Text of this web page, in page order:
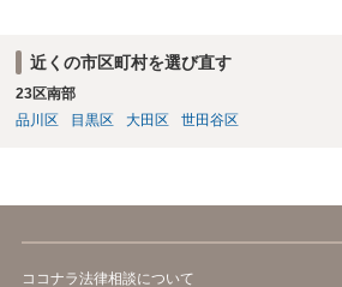
近くの市区町村を選び直す
23区南部
品川区
目黒区 大田区 世田谷区
ココナラ法律相談について